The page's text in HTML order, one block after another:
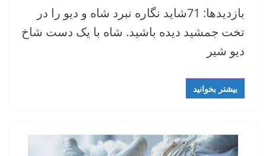
بازدیدها: 71شاید نگاره نبرد شاه و دیو را در
تخت جمشید دیده باشید. شاه با یک دست شاخ
دیو شیر
بیشتر بخوانید